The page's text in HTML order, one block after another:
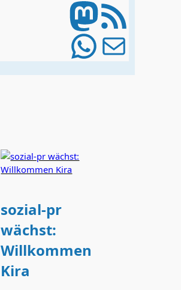
RSS-Feed
E-Mail
sozial-pr
wächst:
Willkommen
Kira